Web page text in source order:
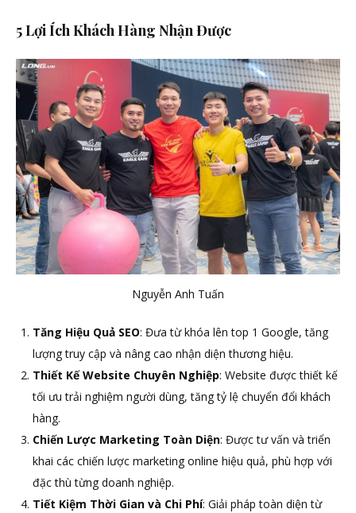
5 Lợi Ích Khách Hàng Nhận Được
Nguyễn Anh Tuấn
Tăng Hiệu Quả SEO: Đưa từ khóa lên top 1 Google, tăng
lượng truy cập và nâng cao nhận diện thương hiệu.
Thiết Kế Website Chuyên Nghiệp: Website được thiết kế
tối ưu trải nghiệm người dùng, tăng tỷ lệ chuyển đổi khách
hàng.
Chiến Lược Marketing Toàn Diện: Được tư vấn và triển
khai các chiến lược marketing online hiệu quả, phù hợp với
đặc thù từng doanh nghiệp.
Tiết Kiệm Thời Gian và Chi Phí: Giải pháp toàn diện từ